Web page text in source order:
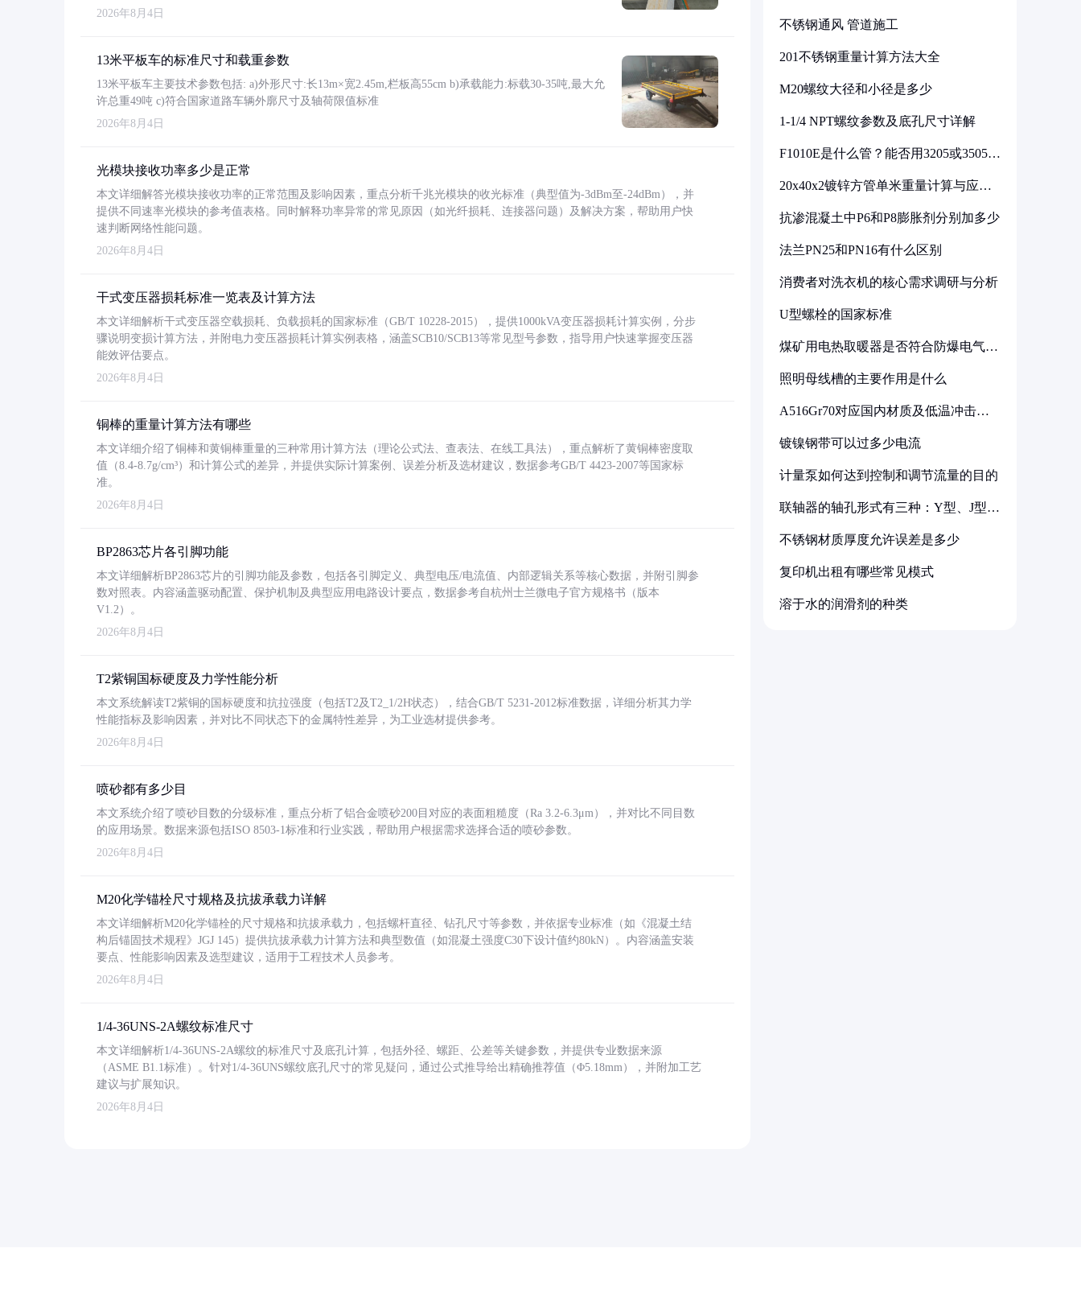
2026年8月4日
13米平板车的标准尺寸和载重参数
13米平板车主要技术参数包括: a)外形尺寸:长13m×宽2.45m,栏板高55cm b)承载能力:标载30-35吨,最大允
许总重49吨 c)符合国家道路车辆外廓尺寸及轴荷限值标准
2026年8月4日
光模块接收功率多少是正常
本文详细解答光模块接收功率的正常范围及影响因素，重点分析千兆光模块的收光标准（典型值为-3dBm至-24dBm），并
提供不同速率光模块的参考值表格。同时解释功率异常的常见原因（如光纤损耗、连接器问题）及解决方案，帮助用户快
速判断网络性能问题。
2026年8月4日
干式变压器损耗标准一览表及计算方法
本文详细解析干式变压器空载损耗、负载损耗的国家标准（GB/T 10228-2015），提供1000kVA变压器损耗计算实例，分步
骤说明变损计算方法，并附电力变压器损耗计算实例表格，涵盖SCB10/SCB13等常见型号参数，指导用户快速掌握变压器
能效评估要点。
2026年8月4日
铜棒的重量计算方法有哪些
本文详细介绍了铜棒和黄铜棒重量的三种常用计算方法（理论公式法、查表法、在线工具法），重点解析了黄铜棒密度取
值（8.4-8.7g/cm³）和计算公式的差异，并提供实际计算案例、误差分析及选材建议，数据参考GB/T 4423-2007等国家标
准。
2026年8月4日
BP2863芯片各引脚功能
本文详细解析BP2863芯片的引脚功能及参数，包括各引脚定义、典型电压/电流值、内部逻辑关系等核心数据，并附引脚参
数对照表。内容涵盖驱动配置、保护机制及典型应用电路设计要点，数据参考自杭州士兰微电子官方规格书（版本
V1.2）。
2026年8月4日
T2紫铜国标硬度及力学性能分析
本文系统解读T2紫铜的国标硬度和抗拉强度（包括T2及T2_1/2H状态），结合GB/T 5231-2012标准数据，详细分析其力学
性能指标及影响因素，并对比不同状态下的金属特性差异，为工业选材提供参考。
2026年8月4日
喷砂都有多少目
本文系统介绍了喷砂目数的分级标准，重点分析了铝合金喷砂200目对应的表面粗糙度（Ra 3.2-6.3μm），并对比不同目数
的应用场景。数据来源包括ISO 8503-1标准和行业实践，帮助用户根据需求选择合适的喷砂参数。
2026年8月4日
M20化学锚栓尺寸规格及抗拔承载力详解
本文详细解析M20化学锚栓的尺寸规格和抗拔承载力，包括螺杆直径、钻孔尺寸等参数，并依据专业标准（如《混凝土结
构后锚固技术规程》JGJ 145）提供抗拔承载力计算方法和典型数值（如混凝土强度C30下设计值约80kN）。内容涵盖安装
要点、性能影响因素及选型建议，适用于工程技术人员参考。
2026年8月4日
1/4-36UNS-2A螺纹标准尺寸
本文详细解析1/4-36UNS-2A螺纹的标准尺寸及底孔计算，包括外径、螺距、公差等关键参数，并提供专业数据来源
（ASME B1.1标准）。针对1/4-36UNS螺纹底孔尺寸的常见疑问，通过公式推导给出精确推荐值（Φ5.18mm），并附加工艺
建议与扩展知识。
2026年8月4日
不锈钢通风 管道施工
201不锈钢重量计算方法大全
M20螺纹大径和小径是多少
1-1/4 NPT螺纹参数及底孔尺寸详解
F1010E是什么管？能否用3205或3505代
20x40x2镀锌方管单米重量计算与应用
抗渗混凝土中P6和P8膨胀剂分别加多少
法兰PN25和PN16有什么区别
消费者对洗衣机的核心需求调研与分析
U型螺栓的国家标准
煤矿用电热取暖器是否符合防爆电气设
照明母线槽的主要作用是什么
A516Gr70对应国内材质及低温冲击要
镀镍钢带可以过多少电流
计量泵如何达到控制和调节流量的目的
联轴器的轴孔形式有三种：Y型、J型、
不锈钢材质厚度允许误差是多少
复印机出租有哪些常见模式
溶于水的润滑剂的种类